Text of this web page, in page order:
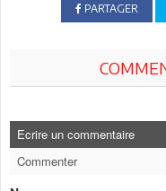
PARTAGER
Ecrire un commentaire
Commenter